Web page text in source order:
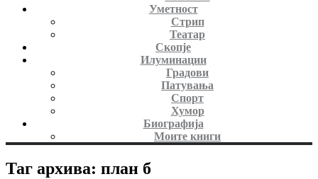
Уметност
Стрип
Театар
Скопје
Илуминации
Градови
Патувања
Спорт
Хумор
Биографија
Моите книги
Таг архива: план б